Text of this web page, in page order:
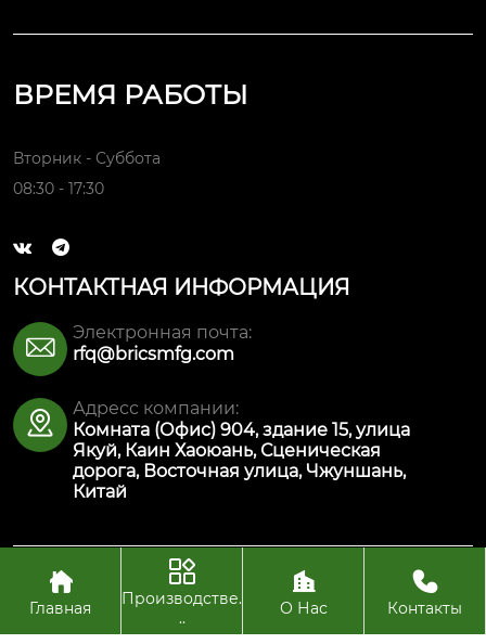
ВРЕМЯ РАБОТЫ
Вторник - Суббота
08:30 - 17:30
 
КОНТАКТНАЯ ИНФОРМАЦИЯ

Электронная почта:
rfq@bricsmfg.com

Адресс компании:
Комната (Офис) 904, здание 15, улица
Якуй, Каин Хаоюань, Сценическая
дорога, Восточная улица, Чжуншань,
Китай
Авторское право© ООО Интеллектуальная
производственная технология Булайкес (Чжуншань)

Главная

Производстве.
..

О Нас

Контакты